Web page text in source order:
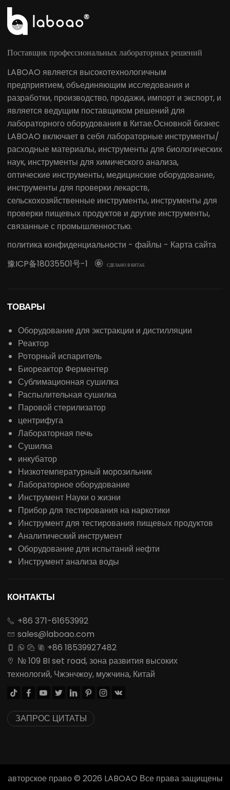
Поставщик профессиональных лабораторных решений
LABOAO является высокотехнологичным
предприятием, объединяющим исследования и
разработки, производство, продажи, импорт и экспорт, и
является ведущим поставщиком решений для
лабораторного оборудования в Китае.Основной бизнес
LABOAO включает в себя лабораторные инструменты/
расходные материалы, инструменты для биологических
наук, инструменты для химического анализа,
оптические инструменты, медицинские оборудование,
инструменты для проверки лекарств,
сельскохозяйственные инструменты, инструменты для
проверки пищевых продуктов и другие инструменты,
связанные с промышленностью.
политика конфиденциальности - файлы - Карта сайта
豫ICP备18035501号-1
 СДЕЛАНО В КИТАЕ
ТОВАРЫ
Оборудование для экстракции и дистилляции
Реактор
Роторный испаритель
Биореактор Ферментер
Сублимационная сушилка
Распылительная сушилка
Паровой стерилизатор
центрифуга
Лабораторная печь
Сушилка
инкубатор
Низкотемпературный морозильник
Лабораторное оборудование
Инструмент Науки о жизни
Прибор для тестирования на наркотики
Инструмент для тестирования пищевых продуктов
Аналитический инструмент
Оборудование для испытаний нефти
Инструмент анализа воды
КОНТАКТЫ
 +86 371-61653992
 sales@laboao.com
    +86 18539927482

№ 109 BI set road, зона развития высоких
технологий, Чжэнчжоу, мужчина, Китай
       
ЗАПРОС ЦИТАТЫ
авторское право © 2026 LABOAO Все права защищены